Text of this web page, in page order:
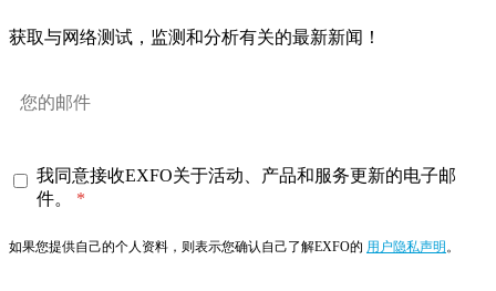
获取与网络测试，监测和分析有关的最新新闻！
我同意接收EXFO关于活动、产品和服务更新的电子邮
件。
如果您提供自己的个人资料，则表示您确认自己了解EXFO的 用户隐私声明 。